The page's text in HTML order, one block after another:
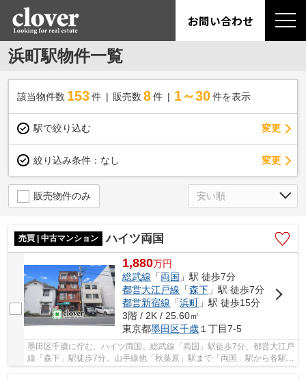
お問い合わせ
浜町駅物件一覧
該当物件数 153件 販売数 8 件 1～30 件を表示
駅で絞り込む 変更
絞り込み条件： なし 変更
販売物件のみ
売買 | 中古マンション ハイツ両国
1,880万円
総武線 「両国 」駅 徒歩7分
都営大江戸線 「森下 」駅 徒歩7分
都営新宿線 「浜町 」駅 徒歩15分
3階 / 2K / 25.60㎡
東京都墨田区千歳 １丁目7-5
墨田区千歳に佇む、ハイツ両国。総武線「両国」駅徒歩7分、都営大江戸
線「森下」駅徒歩7分。山手線他「秋葉原」駅まで「両国」駅から各駅で
も2駅、乗車時間4分でアクセス可能です。空...